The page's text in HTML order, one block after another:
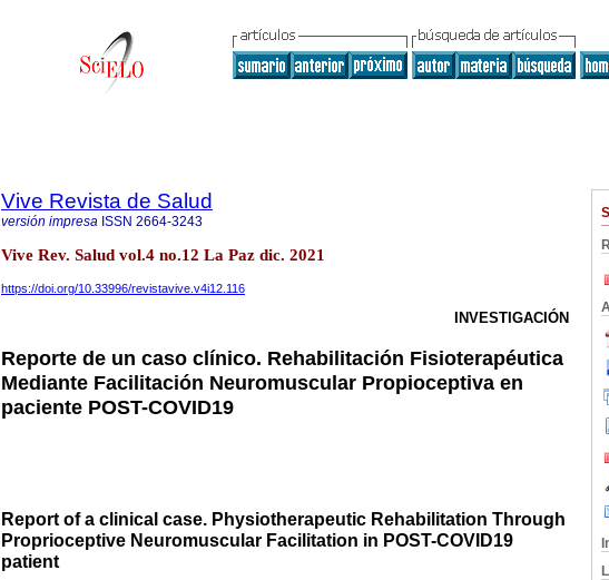
Vive Revista de Salud
versión impresa ISSN 2664-3243
Vive Rev. Salud vol.4 no.12 La Paz dic. 2021
https://doi.org/10.33996/revistavive.v4i12.116
INVESTIGACIÓN
Reporte de un caso clínico. Rehabilitación Fisioterapéutica
Mediante Facilitación Neuromuscular Propioceptiva en
paciente POST-COVID19
Report of a clinical case. Physiotherapeutic Rehabilitation Through
Proprioceptive Neuromuscular Facilitation in POST-COVID19
patient